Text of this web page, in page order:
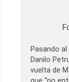
Pasando
Danilo
vuelta de